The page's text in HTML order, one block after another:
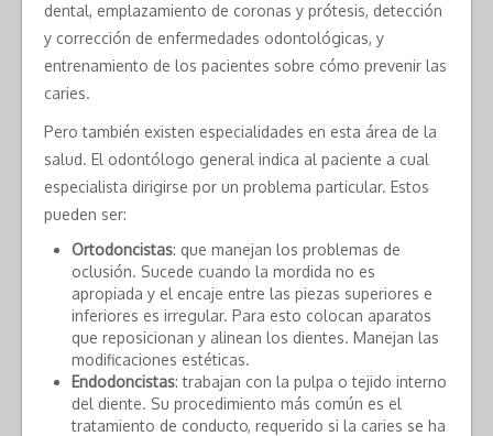
dental, emplazamiento de coronas y prótesis, detección
y corrección de enfermedades odontológicas, y
entrenamiento de los pacientes sobre cómo prevenir las
caries.
Pero también existen especialidades en esta área de la
salud. El odontólogo general indica al paciente a cual
especialista dirigirse por un problema particular. Estos
pueden ser:
Ortodoncistas: que manejan los problemas de
oclusión. Sucede cuando la mordida no es
apropiada y el encaje entre las piezas superiores e
inferiores es irregular. Para esto colocan aparatos
que reposicionan y alinean los dientes. Manejan las
modificaciones estéticas.
Endodoncistas: trabajan con la pulpa o tejido interno
del diente. Su procedimiento más común es el
tratamiento de conducto, requerido si la caries se ha